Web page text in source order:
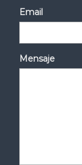
Email
Mensaje